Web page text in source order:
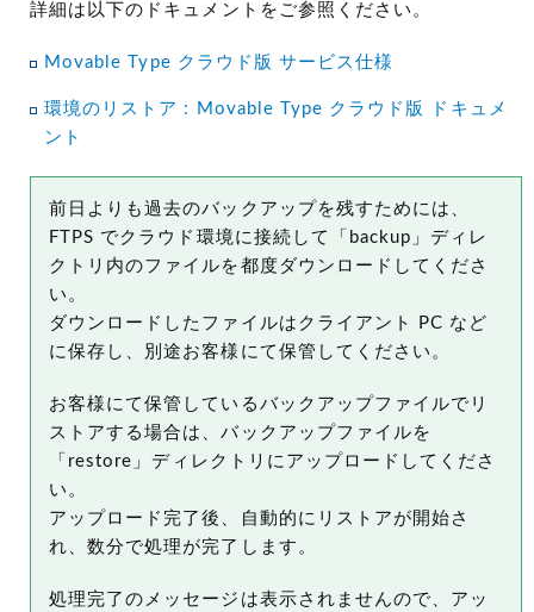
詳細は以下のドキュメントをご参照ください。
Movable Type クラウド版 サービス仕様
環境のリストア : Movable Type クラウド版 ドキュメ
ント
前日よりも過去のバックアップを残すためには、
FTPS でクラウド環境に接続して「backup」ディレ
クトリ内のファイルを都度ダウンロードしてくださ
い。
ダウンロードしたファイルはクライアント PC など
に保存し、別途お客様にて保管してください。
お客様にて保管しているバックアップファイルでリ
ストアする場合は、バックアップファイルを
「restore」ディレクトリにアップロードしてくださ
い。
アップロード完了後、自動的にリストアが開始さ
れ、数分で処理が完了します。
処理完了のメッセージは表示されませんので、アッ